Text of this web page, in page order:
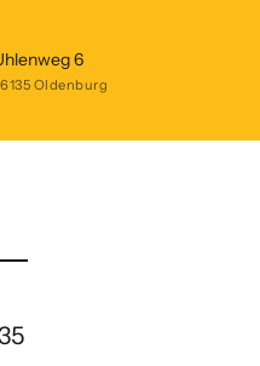
6
Oldenburg